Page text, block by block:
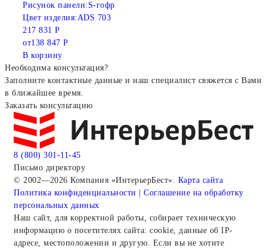
Рисунок панели: S-гофр
Цвет изделия:ADS 703
217 831 Р
от138 847 Р
В корзину
Необходима консультация?
Заполните контактные данные и наш специалист свяжется с Вами
в ближайшее время.
Заказать консультацию
8 (800) 301-11-45
Письмо директору
© 2002—2026 Компания «ИнтерьерБест». Карта сайта
Политика конфиденциальности | Соглашение на обработку
персональных данных
Наш сайт, для корректной работы, собирает техническую
информацию о посетителях сайта: cookie, данные об IP-
адресе, местоположении и другую. Если вы не хотите